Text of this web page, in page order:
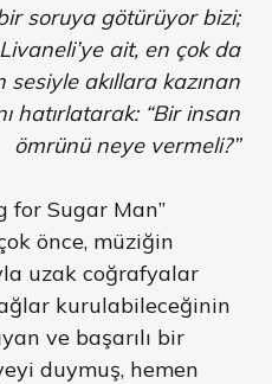
soruya götürüyor bizi;
ait, en çok da
akıllara kazınan
hatırlatarak: “Bir insan
ömrünü neye vermeli?”
for Sugar Man”
önce, müziğin
uzak coğrafyalar
kurulabileceğinin
ve başarılı bir
duymuş, hemen